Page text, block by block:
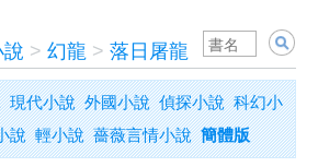
> 幻龍 > 落日屠龍
現代小說 外國小說 偵探小說 科幻小
說 輕小說 薔薇言情小說 簡體版